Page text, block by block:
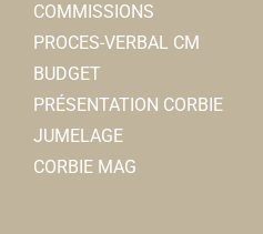
COMMISSIONS
PROCES-VERBAL CM
BUDGET
PRÉSENTATION CORBIE
JUMELAGE
CORBIE MAG